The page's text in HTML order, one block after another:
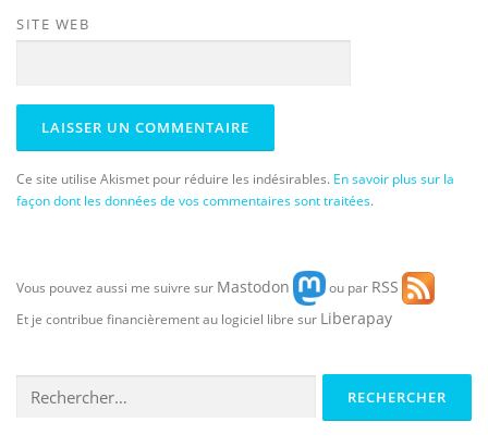
SITE WEB
Ce site utilise Akismet pour réduire les indésirables. En savoir plus sur la
façon dont les données de vos commentaires sont traitées.
Vous pouvez aussi me suivre sur Mastodon ou par RSS
Et je contribue financièrement au logiciel libre sur Liberapay